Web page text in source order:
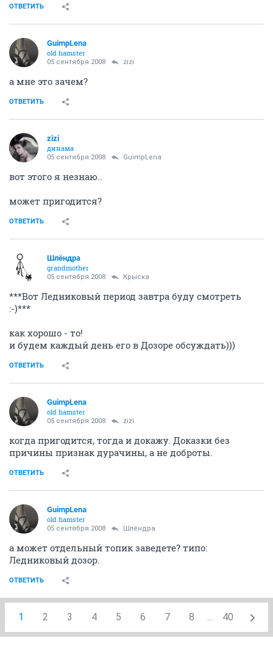
ОТВЕТИТЬ
GuimpLеna
old hamster
05 сентября 2008 zizi
а мне это зачем?
ОТВЕТИТЬ
zizi
динама
05 сентября 2008 GuimpLеna
вот этого я незнаю..
может пригодится?
ОТВЕТИТЬ
Шлёндра
grandmother
05 сентября 2008 Крыска
***Вот Ледниковый период завтра буду смотреть
:-)***
как хорошо - то!
и будем каждый день его в Дозоре обсуждать)))
ОТВЕТИТЬ
GuimpLеna
old hamster
05 сентября 2008 zizi
когда пригодится, тогда и докажу. Доказки без
причины признак дурачины, а не доброты.
ОТВЕТИТЬ
GuimpLеna
old hamster
05 сентября 2008 Шлёндра
а может отдельный топик заведете? типо:
Ледниковый дозор.
ОТВЕТИТЬ
1 2 3 4 5 6 7 8 ... 40